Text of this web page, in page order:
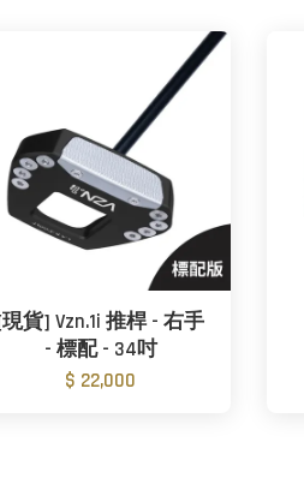
貨] Vzn.1i 推桿 - 右手
- 標配 - 34吋
$ 22,000